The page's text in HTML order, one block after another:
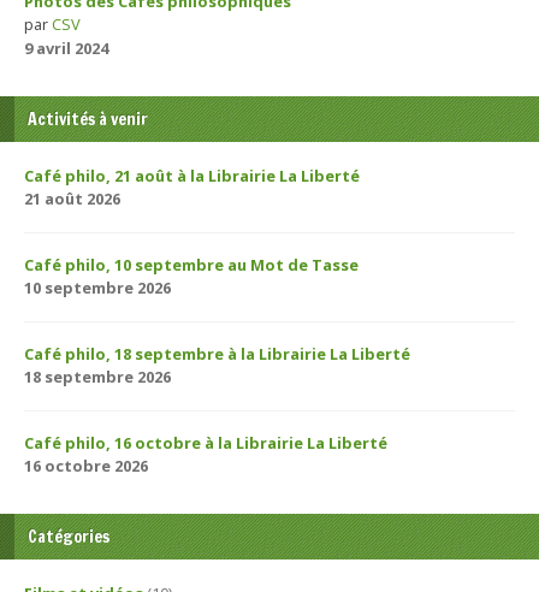
par CSV
9 avril 2024
Activités à venir
Café philo, 21 août à la Librairie La Liberté
21 août 2026
Café philo, 10 septembre au Mot de Tasse
10 septembre 2026
Café philo, 18 septembre à la Librairie La Liberté
18 septembre 2026
Café philo, 16 octobre à la Librairie La Liberté
16 octobre 2026
Catégories